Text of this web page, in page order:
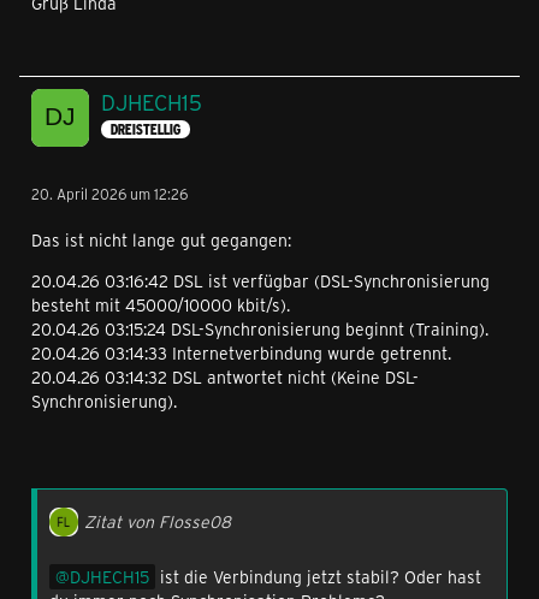
DJHECH15
DREISTELLIG
20. April 2026 um 12:26
Das ist nicht lange gut gegangen:
20.04.26 03:16:42 DSL ist verfügbar (DSL-Synchronisierung
besteht mit 45000/10000 kbit/s).
20.04.26 03:15:24 DSL-Synchronisierung beginnt (Training).
20.04.26 03:14:33 Internetverbindung wurde getrennt.
20.04.26 03:14:32 DSL antwortet nicht (Keine DSL-
Synchronisierung).
Zitat von Flosse08
DJHECH15 ist die Verbindung jetzt stabil? Oder hast